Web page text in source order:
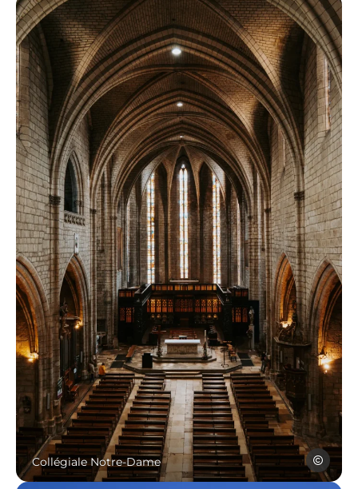
Collégiale Notre-DameCollégiale Notre-Dame, Yves